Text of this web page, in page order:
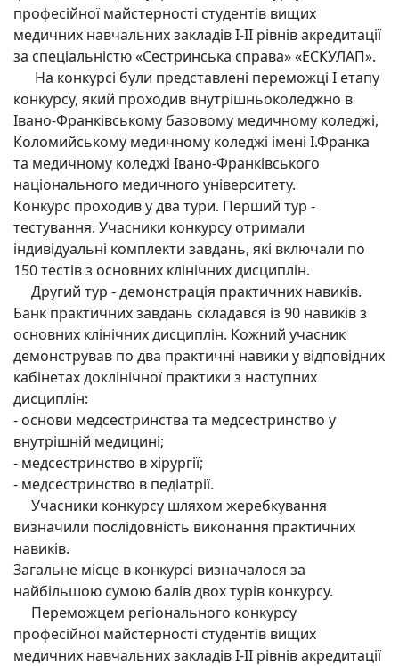
професійної майстерності студентів вищих
медичних навчальних закладів І-ІІ рівнів акредитації
за спеціальністю «Сестринська справа» «ЕСКУЛАП».
На конкурсі були представлені переможці І етапу
конкурсу, який проходив внутрішньоколеджно в
Івано-Франківському базовому медичному коледжі,
Коломийському медичному коледжі імені І.Франка
та медичному коледжі Івано-Франківського
національного медичного університету.
Конкурс проходив у два тури. Перший тур -
тестування. Учасники конкурсу отримали
індивідуальні комплекти завдань, які включали по
150 тестів з основних клінічних дисциплін.
Другий тур - демонстрація практичних навиків.
Банк практичних завдань складався із 90 навиків з
основних клінічних дисциплін. Кожний учасник
демонстрував по два практичні навики у відповідних
кабінетах доклінічної практики з наступних
дисциплін:
- основи медсестринства та медсестринство у
внутрішній медицині;
- медсестринство в хірургії;
- медсестринство в педіатрії.
Учасники конкурсу шляхом жеребкування
визначили послідовність виконання практичних
навиків.
Загальне місце в конкурсі визначалося за
найбільшою сумою балів двох турів конкурсу.
Переможцем регіонального конкурсу
професійної майстерності студентів вищих
медичних навчальних закладів І-ІІ рівнів акредитації